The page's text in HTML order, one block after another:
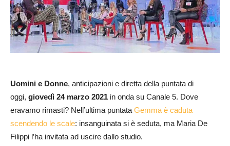
Uomini e Donne, anticipazioni e diretta della puntata di
oggi, giovedì 24 marzo 2021 in onda su Canale 5. Dove
eravamo rimasti? Nell’ultima puntata Gemma è caduta
scendendo le scale: insanguinata si è seduta, ma Maria De
Filippi l’ha invitata ad uscire dallo studio.